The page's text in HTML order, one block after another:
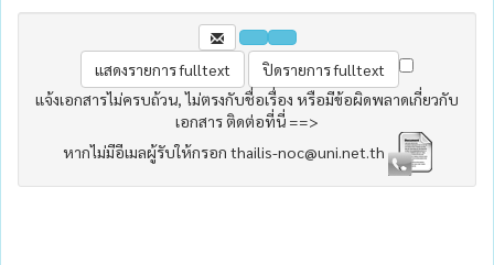
แจ้งเอกสารไม่ครบถ้วน, ไม่ตรงกับชื่อเรื่อง หรือมีข้อผิดพลาดเกี่ยวกับ
เอกสาร ติดต่อที่นี่ ==>
หากไม่มีอีเมลผู้รับให้กรอก thailis-noc@uni.net.th